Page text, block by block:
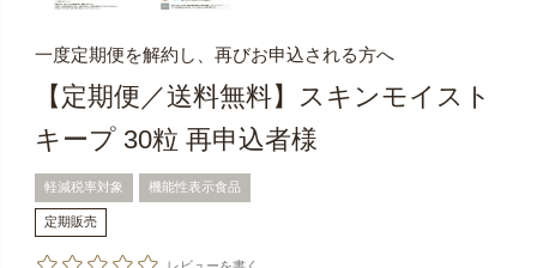
一度定期便を解約し、再びお申込される方へ
【定期便／送料無料】スキンモイスト
キープ 30粒 再申込者様
軽減税率対象 機能性表示食品
定期販売